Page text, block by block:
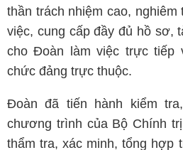
thần trách nhiệm cao,
việc, cung cấp đầy đủ hồ sơ,
cho Đoàn làm việc trực tiếp
chức đảng trực thuộc.
Đoàn đã tiến hành kiểm
chương trình của Bộ Chính
thẩm tra, xác minh, tổng hợp